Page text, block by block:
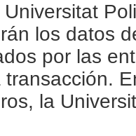
los datos
por las
la